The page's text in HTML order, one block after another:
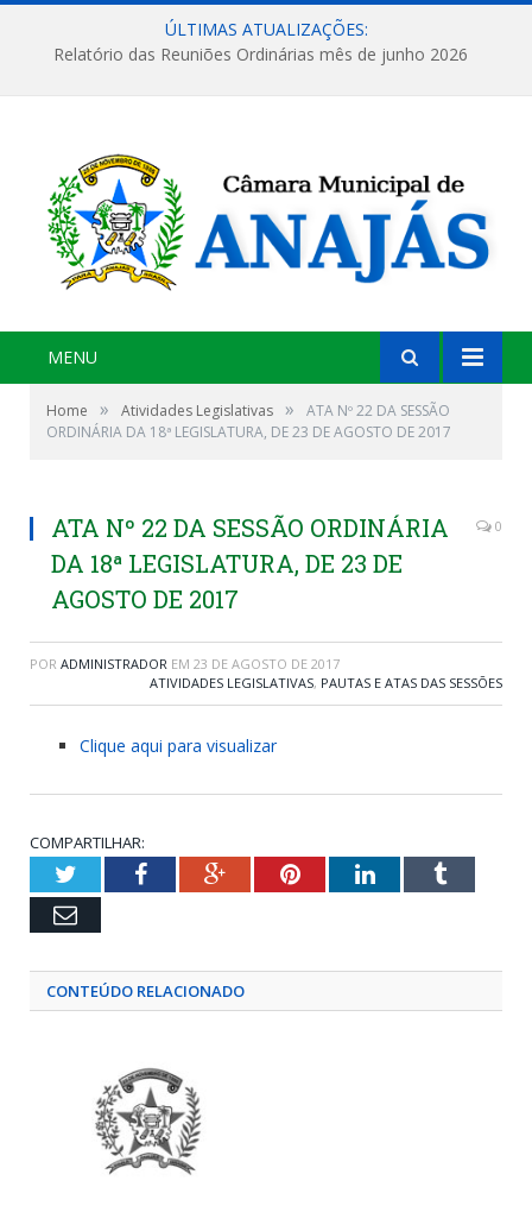
ÚLTIMAS ATUALIZAÇÕES:
Relatório das Reuniões Ordinárias mês de junho 2026
MENU
Home » Atividades Legislativas »
ATA Nº 22 DA SESSÃO
ORDINÁRIA DA 18ª LEGISLATURA, DE 23 DE AGOSTO DE 2017
ATA Nº 22 DA SESSÃO ORDINÁRIA
DA 18ª LEGISLATURA, DE 23 DE
AGOSTO DE 2017
0
POR ADMINISTRADOR EM 23 DE AGOSTO DE 2017
ATIVIDADES LEGISLATIVAS, PAUTAS E ATAS DAS SESSÕES
Clique aqui para visualizar
COMPARTILHAR:
TwitterFacebookGoogle+PinterestLinkedInTumblr
Email
CONTEÚDO RELACIONADO